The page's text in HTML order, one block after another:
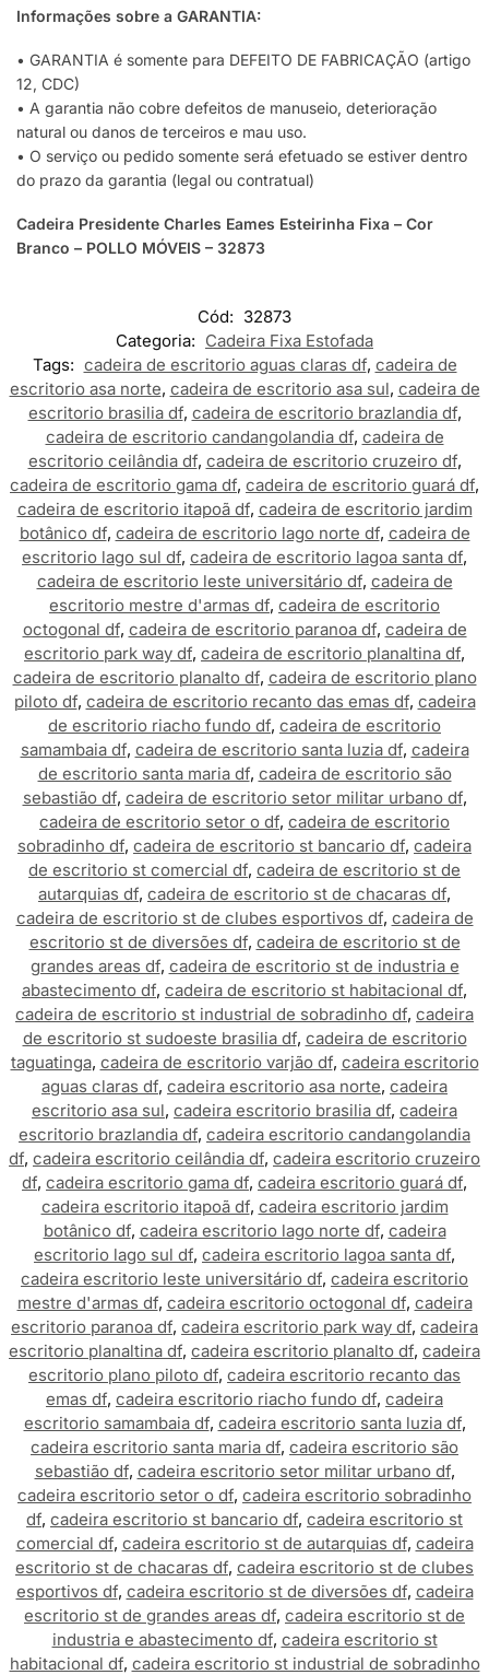
Informações sobre a GARANTIA:
• GARANTIA é somente para DEFEITO DE FABRICAÇÃO (artigo
12, CDC)
• A garantia não cobre defeitos de manuseio, deterioração
natural ou danos de terceiros e mau uso.
• O serviço ou pedido somente será efetuado se estiver dentro
do prazo da garantia (legal ou contratual)
Cadeira Presidente Charles Eames Esteirinha Fixa – Cor
Branco – POLLO MÓVEIS – 32873
Cód: 32873
Categoria: Cadeira Fixa Estofada
Tags: cadeira de escritorio aguas claras df, cadeira de
escritorio asa norte, cadeira de escritorio asa sul, cadeira de
escritorio brasilia df, cadeira de escritorio brazlandia df,
cadeira de escritorio candangolandia df, cadeira de
escritorio ceilândia df, cadeira de escritorio cruzeiro df,
cadeira de escritorio gama df, cadeira de escritorio guará df,
cadeira de escritorio itapoã df, cadeira de escritorio jardim
botânico df, cadeira de escritorio lago norte df, cadeira de
escritorio lago sul df, cadeira de escritorio lagoa santa df,
cadeira de escritorio leste universitário df, cadeira de
escritorio mestre d'armas df, cadeira de escritorio
octogonal df, cadeira de escritorio paranoa df, cadeira de
escritorio park way df, cadeira de escritorio planaltina df,
cadeira de escritorio planalto df, cadeira de escritorio plano
piloto df, cadeira de escritorio recanto das emas df, cadeira
de escritorio riacho fundo df, cadeira de escritorio
samambaia df, cadeira de escritorio santa luzia df, cadeira
de escritorio santa maria df, cadeira de escritorio são
sebastião df, cadeira de escritorio setor militar urbano df,
cadeira de escritorio setor o df, cadeira de escritorio
sobradinho df, cadeira de escritorio st bancario df, cadeira
de escritorio st comercial df, cadeira de escritorio st de
autarquias df, cadeira de escritorio st de chacaras df,
cadeira de escritorio st de clubes esportivos df, cadeira de
escritorio st de diversões df, cadeira de escritorio st de
grandes areas df, cadeira de escritorio st de industria e
abastecimento df, cadeira de escritorio st habitacional df,
cadeira de escritorio st industrial de sobradinho df, cadeira
de escritorio st sudoeste brasilia df, cadeira de escritorio
taguatinga, cadeira de escritorio varjão df, cadeira escritorio
aguas claras df, cadeira escritorio asa norte, cadeira
escritorio asa sul, cadeira escritorio brasilia df, cadeira
escritorio brazlandia df, cadeira escritorio candangolandia
df, cadeira escritorio ceilândia df, cadeira escritorio cruzeiro
df, cadeira escritorio gama df, cadeira escritorio guará df,
cadeira escritorio itapoã df, cadeira escritorio jardim
botânico df, cadeira escritorio lago norte df, cadeira
escritorio lago sul df, cadeira escritorio lagoa santa df,
cadeira escritorio leste universitário df, cadeira escritorio
mestre d'armas df, cadeira escritorio octogonal df, cadeira
escritorio paranoa df, cadeira escritorio park way df, cadeira
escritorio planaltina df, cadeira escritorio planalto df, cadeira
escritorio plano piloto df, cadeira escritorio recanto das
emas df, cadeira escritorio riacho fundo df, cadeira
escritorio samambaia df, cadeira escritorio santa luzia df,
cadeira escritorio santa maria df, cadeira escritorio são
sebastião df, cadeira escritorio setor militar urbano df,
cadeira escritorio setor o df, cadeira escritorio sobradinho
df, cadeira escritorio st bancario df, cadeira escritorio st
comercial df, cadeira escritorio st de autarquias df, cadeira
escritorio st de chacaras df, cadeira escritorio st de clubes
esportivos df, cadeira escritorio st de diversões df, cadeira
escritorio st de grandes areas df, cadeira escritorio st de
industria e abastecimento df, cadeira escritorio st
habitacional df, cadeira escritorio st industrial de sobradinho